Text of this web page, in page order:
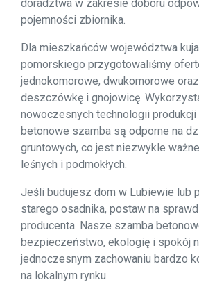
doradztwa w zakresie doboru
pojemności zbiornika.
Dla mieszkańców województwa
pomorskiego przygotowaliśmy
jednokomorowe, dwukomorowe
deszczówkę i gnojowicę.
nowoczesnych technologii
betonowe szamba są odporne na
gruntowych, co jest niezwykle
leśnych i podmokłych.
Jeśli budujesz dom w Lubiewie lub
starego osadnika, postaw na
producenta. Nasze szamba
bezpieczeństwo, ekologię i spokój
jednoczesnym zachowaniu bardzo
na lokalnym rynku.